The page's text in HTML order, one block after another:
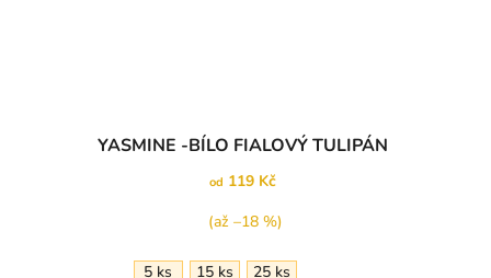
YASMINE -BÍLO FIALOVÝ TULIPÁN
od 119 Kč
(až –18 %)
5 ks 15 ks
25 ks